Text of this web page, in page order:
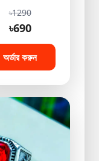
৳1290
৳690
অর্ডার করুন